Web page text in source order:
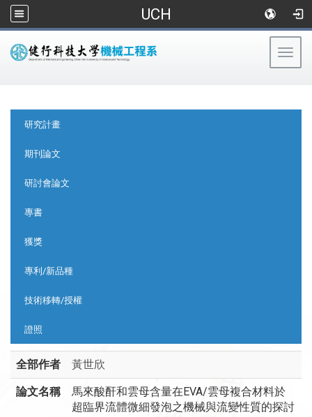
UCH
研究計畫
期刊論文
研討會論文
專書
獲獎
專利/新品種
技術移轉/授權
證照
全部作者 黃世欣
論文名稱
馬來酸酐和雲母含量在EVA/雲母複合材料於
超臨界流體微細發泡之機械與流變性質的探討